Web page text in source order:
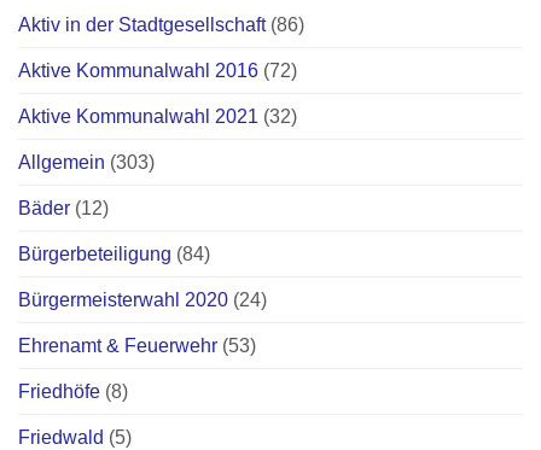
Aktiv in der Stadtgesellschaft(86)
Aktive Kommunalwahl 2016 (72)
Aktive Kommunalwahl 2021 (32)
Allgemein (303)
Bäder (12)
Bürgerbeteiligung (84)
Bürgermeisterwahl 2020 (24)
Ehrenamt & Feuerwehr (53)
Friedhöfe (8)
Friedwald (5)